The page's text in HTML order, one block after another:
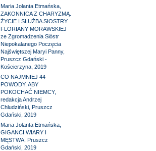
Maria Jolanta Etmańska,
ZAKONNICA Z CHARYZMĄ.
ŻYCIE I SŁUŻBA SIOSTRY
FLORIANY MORAWSKIEJ
ze Zgromadzenia Sióstr
Niepokalanego Poczęcia
Najświętszej Maryi Panny,
Pruszcz Gdański -
Kościerzyna, 2019
CO NAJMNIEJ 44
POWODY, ABY
POKOCHAĆ NIEMCY,
redakcja Andrzej
Chludziński, Pruszcz
Gdański, 2019
Maria Jolanta Etmańska,
GIGANCI WIARY I
MĘSTWA, Pruszcz
Gdański, 2019